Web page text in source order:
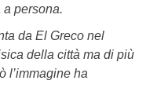
persona.
da El Greco nel
della città ma di più
l’immagine ha